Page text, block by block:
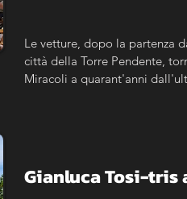
Le vetture, dopo la partenza
città della Torre Pendente,
Miracoli a quarant'anni
Gianluca Tosi-tris